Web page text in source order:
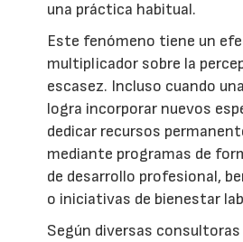
una práctica habitual.
Este fenómeno tiene un
multiplicador sobre la
escasez. Incluso cuando
logra incorporar nuevos
dedicar recursos
mediante programas de
de desarrollo profesional,
o iniciativas de bienestar
Según diversas